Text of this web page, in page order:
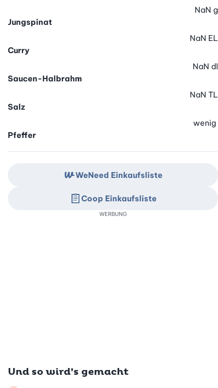
Jungspinat
NaN g
Curry
NaN EL
Saucen-Halbrahm
NaN dl
Salz
NaN TL
Pfeffer
wenig
Und so wird’s gemacht
WeNeed Einkaufsliste
Coop Einkaufsliste
WERBUNG